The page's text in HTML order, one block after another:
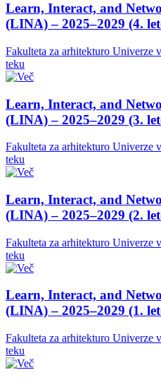
Learn, Interact, and
(LINA) – 2025–2029 (4.
Fakulteta za arhitekturo Univerze
teku
Learn, Interact, and
(LINA) – 2025–2029 (3.
Fakulteta za arhitekturo Univerze
teku
Learn, Interact, and
(LINA) – 2025–2029 (2.
Fakulteta za arhitekturo Univerze
teku
Learn, Interact, and
(LINA) – 2025–2029 (1.
Fakulteta za arhitekturo Univerze
teku